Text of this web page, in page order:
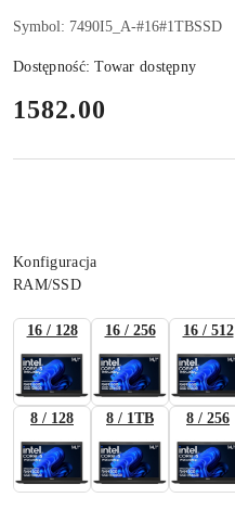
Symbol: 7490I5_A-#16#1TBSSD
Dostępność:Towar dostępny
cena:
1582.00
Wariant
Konfiguracja
RAM/SSD
16 / 128 16 / 256 16 / 512
8 / 128 8 / 1TB 8 / 256